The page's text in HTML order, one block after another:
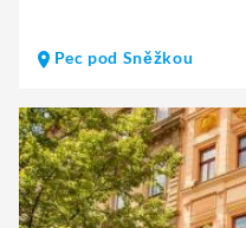
Pec pod Sněžkou